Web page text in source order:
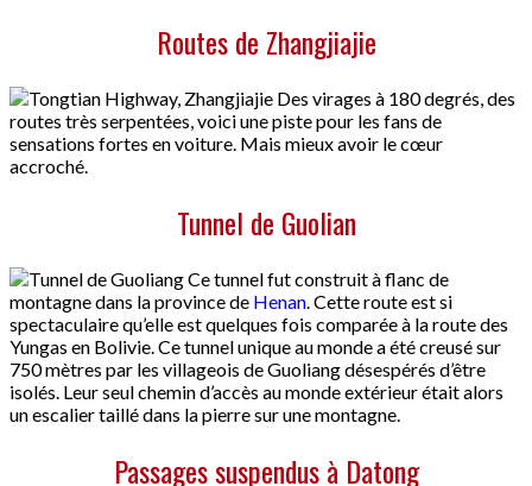
Routes de Zhangjiajie
Des virages à 180 degrés, des
routes très serpentées, voici une piste pour les fans de
sensations fortes en voiture. Mais mieux avoir le cœur
accroché.
Tunnel de Guolian
Ce tunnel fut construit à flanc de
montagne dans la province de Henan. Cette route est si
spectaculaire qu’elle est quelques fois comparée à la route des
Yungas en Bolivie. Ce tunnel unique au monde a été creusé sur
750 mètres par les villageois de Guoliang désespérés d’être
isolés. Leur seul chemin d’accès au monde extérieur était alors
un escalier taillé dans la pierre sur une montagne.
Passages suspendus à Datong